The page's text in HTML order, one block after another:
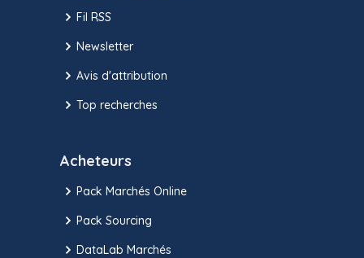
Fil RSS
Newsletter
Avis d'attribution
Top recherches
Acheteurs
Pack Marchés Online
Pack Sourcing
DataLab Marchés